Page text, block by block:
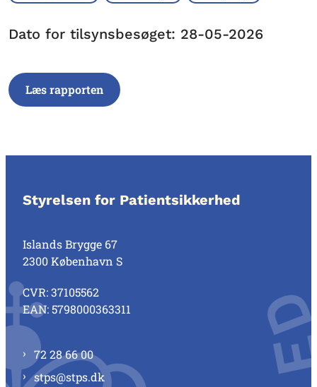
Dato for tilsynsbesøget: 28-05-2026
Læs rapporten
Styrelsen for Patientsikkerhed
Islands Brygge 67
2300 København S
CVR: 37105562
EAN: 5798000363311
72 28 66 00
stps@stps.dk